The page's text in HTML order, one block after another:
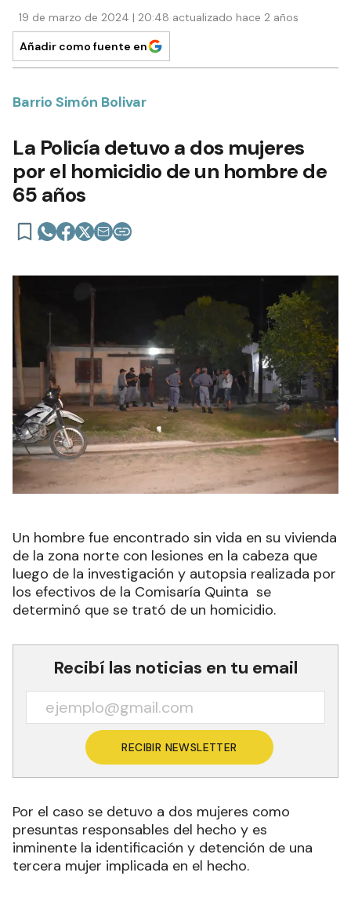
19 de marzo de 2024 | 20:48 actualizado hace 2 años
Añadir como fuente en
Barrio Simón Bolivar
La Policía detuvo a dos mujeres
por el homicidio de un hombre de
65 años
Un hombre fue encontrado sin vida en su vivienda
de la zona norte con lesiones en la cabeza que
luego de la investigación y autopsia realizada por
los efectivos de la Comisaría Quinta se
determinó que se trató de un homicidio.
Recibí las noticias en tu email
RECIBIR NEWSLETTER
Por el caso se detuvo a dos mujeres como
presuntas responsables del hecho y es
inminente la identificación y detención de una
tercera mujer implicada en el hecho.